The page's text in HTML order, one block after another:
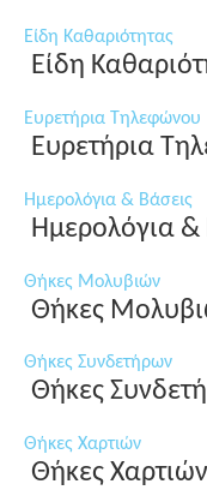
Είδη Καθαριότητας
Είδη
Ευρετήρια Τηλεφώνου
Ευρετήρια
Ημερολόγια & Βάσεις
Ημερολόγια &
Θήκες Μολυβιών
Θήκες
Θήκες Συνδετήρων
Θήκες
Θήκες Χαρτιών
Θήκες Χαρτιών